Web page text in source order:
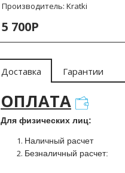
Производитель: Kratki
5 700Р
Доставка Гарантии
ОПЛАТА
Для физических лиц:
Наличный расчет
Безналичный расчет: